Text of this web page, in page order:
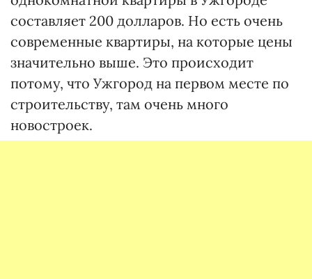
составляет 200 долларов. Но есть очень
современные квартиры, на которые цены
значительно выше. Это происходит
потому, что Ужгород на первом месте по
строительству, там очень много
новостроек.